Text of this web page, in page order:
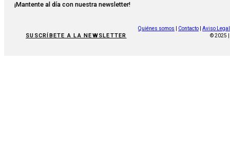
¡Mantente al día con nuestra newsletter!
SUSCRÍBETE A LA NEWSLETTER
Quiénes somos Contacto
Aviso Legal
© 2025